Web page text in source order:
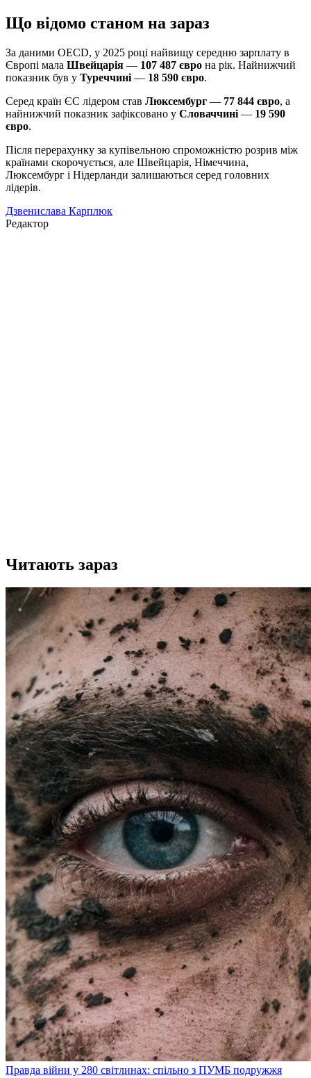
Що відомо станом на зараз
За даними OECD, у 2025 році найвищу середню зарплату в
Європі мала Швейцарія — 107 487 євро на рік. Найнижчий
показник був у Туреччині — 18 590 євро.
Серед країн ЄС лідером став Люксембург — 77 844 євро, а
найнижчий показник зафіксовано у Словаччині — 19 590
євро.
Після перерахунку за купівельною спроможністю розрив між
країнами скорочується, але Швейцарія, Німеччина,
Люксембург і Нідерланди залишаються серед головних
лідерів.
Дзвенислава Карплюк
Редактор
Читають зараз
Правда війни у 280 світлинах: спільно з ПУМБ подружжя